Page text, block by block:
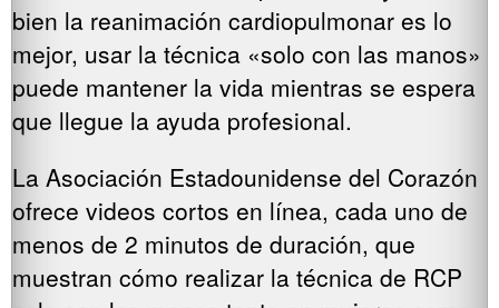
bien la reanimación cardiopulmonar es lo
mejor, usar la técnica «solo con las manos»
puede mantener la vida mientras se espera
que llegue la ayuda profesional.
La Asociación Estadounidense del Corazón
ofrece videos cortos en línea, cada uno de
menos de 2 minutos de duración, que
muestran cómo realizar la técnica de RCP